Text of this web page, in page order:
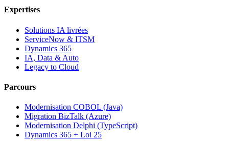
Expertises
Solutions IA livrées
ServiceNow & ITSM
Dynamics 365
IA, Data & Auto
Legacy to Cloud
Parcours
Modernisation COBOL (Java)
Migration BizTalk (Azure)
Modernisation Delphi (TypeScript)
Dynamics 365 + Loi 25